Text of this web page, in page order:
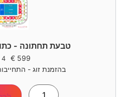
טבעת תחתונה -
599
€ 4 במלאי
בהזמנת זוג -